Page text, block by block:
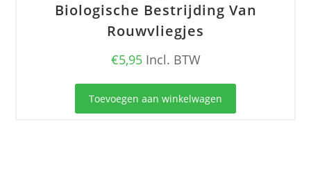
Biologische Bestrijding Van
Rouwvliegjes
€5,95 Incl. BTW
Toevoegen aan winkelwagen